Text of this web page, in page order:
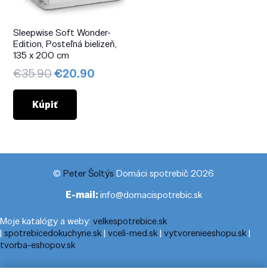
Sleepwise Soft Wonder-
Edition, Posteľná bielizeň,
135 x 200 cm
€35.90Pôvodná
cena
bola:
€35.90.
€20.90
Kúpiť
© Peter Šoltýs Domáci spotrebič 2026
E-mail:info@domacispotrebic.sk
Moje katalógy a weby: velkespotrebice.sk
| spotrebicedokuchyne.sk| vceli-med.sk| vytvorenieeshopu.sk|
tvorba-eshopov.sk